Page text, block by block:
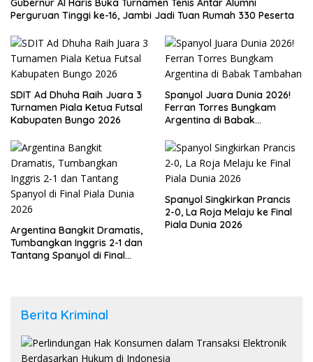
Perguruan Tinggi ke-16, Jambi Jadi Tuan Rumah 330 Peserta
SDIT Ad Dhuha Raih Juara 3
Turnamen Piala Ketua Futsal
Kabupaten Bungo 2026
Spanyol Juara Dunia 2026!
Ferran Torres Bungkam
Argentina di Babak
Argentina Bangkit Dramatis,
Tumbangkan Inggris 2-1 dan
Tantang Spanyol di Final
Spanyol Singkirkan Prancis
2-0, La Roja Melaju ke Final
Piala Dunia 2026
Berita Kriminal